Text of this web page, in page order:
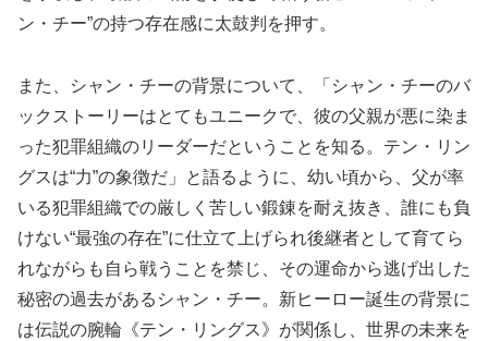
ン・チー”の持つ存在感に太鼓判を押す。
また、シャン・チーの背景について、「シャン・チーのバ
ックストーリーはとてもユニークで、彼の父親が悪に染ま
った犯罪組織のリーダーだということを知る。テン・リン
グスは“力”の象徴だ」と語るように、幼い頃から、父が率
いる犯罪組織での厳しく苦しい鍛錬を耐え抜き、誰にも負
けない“最強の存在”に仕立て上げられ後継者として育てら
れながらも自ら戦うことを禁じ、その運命から逃げ出した
秘密の過去があるシャン・チー。新ヒーロー誕生の背景に
は伝説の腕輪《テン・リングス》が関係し、世界の未来を